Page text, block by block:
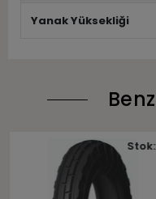
Yanak Yüksekliği
Stok: